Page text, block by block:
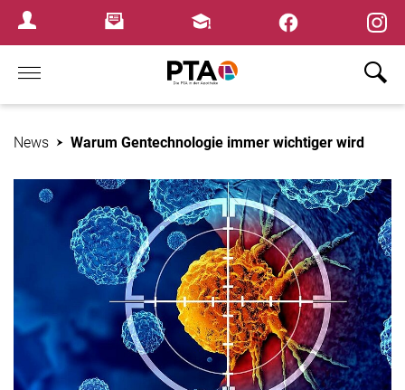
Login MenuNewsletterFortbildungen
Home
News Warum Gentechnologie immer wichtiger wird
×